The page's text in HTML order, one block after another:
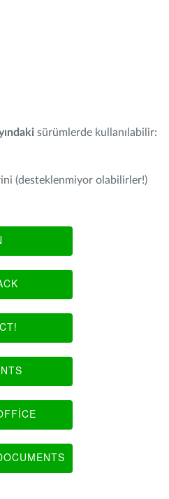
sürümlerde kullanılabilir:
(desteklenmiyor olabilirler!)